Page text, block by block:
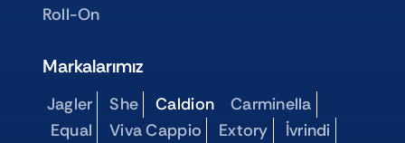
Roll-On
Markalarımız
Jagler She Caldion
Carminella
Equal
Viva Cappio Extory
İvrindi